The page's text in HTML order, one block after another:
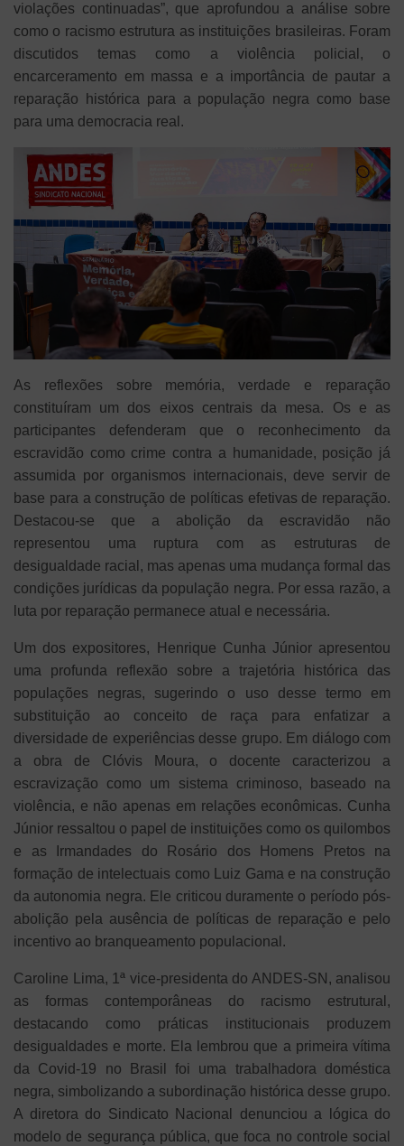
violações continuadas”, que aprofundou a análise sobre
como o racismo estrutura as instituições brasileiras. Foram
discutidos temas como a violência policial, o
encarceramento em massa e a importância de pautar a
reparação histórica para a população negra como base
para uma democracia real.
As reflexões sobre memória, verdade e reparação
constituíram um dos eixos centrais da mesa. Os e as
participantes defenderam que o reconhecimento da
escravidão como crime contra a humanidade, posição já
assumida por organismos internacionais, deve servir de
base para a construção de políticas efetivas de reparação.
Destacou-se que a abolição da escravidão não
representou uma ruptura com as estruturas de
desigualdade racial, mas apenas uma mudança formal das
condições jurídicas da população negra. Por essa razão, a
luta por reparação permanece atual e necessária.
Um dos expositores, Henrique Cunha Júnior apresentou
uma profunda reflexão sobre a trajetória histórica das
populações negras, sugerindo o uso desse termo em
substituição ao conceito de raça para enfatizar a
diversidade de experiências desse grupo. Em diálogo com
a obra de Clóvis Moura, o docente caracterizou a
escravização como um sistema criminoso, baseado na
violência, e não apenas em relações econômicas. Cunha
Júnior ressaltou o papel de instituições como os quilombos
e as Irmandades do Rosário dos Homens Pretos na
formação de intelectuais como Luiz Gama e na construção
da autonomia negra. Ele criticou duramente o período pós-
abolição pela ausência de políticas de reparação e pelo
incentivo ao branqueamento populacional.
Caroline Lima, 1ª vice-presidenta do ANDES-SN, analisou
as formas contemporâneas do racismo estrutural,
destacando como práticas institucionais produzem
desigualdades e morte. Ela lembrou que a primeira vítima
da Covid-19 no Brasil foi uma trabalhadora doméstica
negra, simbolizando a subordinação histórica desse grupo.
A diretora do Sindicato Nacional denunciou a lógica do
modelo de segurança pública, que foca no controle social